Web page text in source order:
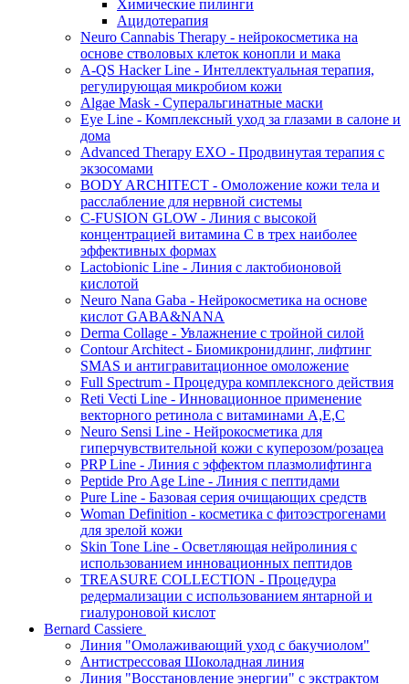
Химические пилинги
Ацидотерапия
Neuro Cannabis Therapy - нейрокосметика на
основе стволовых клеток конопли и мака
A-QS Hacker Line - Интеллектуальная терапия,
регулирующая микробиом кожи
Algae Mask - Суперальгинатные маски
Eye Line - Комплексный уход за глазами в салоне и
дома
Advanced Therapy EXO - Продвинутая терапия с
экзосомами
BODY ARCHITECT - Омоложение кожи тела и
расслабление для нервной системы
C-FUSION GLOW - Линия с высокой
концентрацией витамина C в трех наиболее
эффективных формах
Lactobionic Line - Линия с лактобионовой
кислотой
Neuro Nana Gaba - Нейрокосметика на основе
кислот GABA&NANA
Derma Collage - Увлажнение с тройной силой
Contour Architect - Биомикронидлинг, лифтинг
SMAS и антигравитационное омоложение
Full Spectrum - Процедура комплексного действия
Reti Vecti Line - Инновационное применение
векторного ретинола с витаминами A,Е,С
Neuro Sensi Line - Нейрокосметика для
гиперчувствительной кожи с куперозом/розацеа
PRP Line - Линия с эффектом плазмолифтинга
Peptide Pro Age Line - Линия с пептидами
Pure Line - Базовая серия очищающих средств
Woman Definition - косметика с фитоэстрогенами
для зрелой кожи
Skin Tone Line - Осветляющая нейролиния с
использованием инновационных пептидов
TREASURE COLLECTION - Процедура
редермализации с использованием янтарной и
гиалуроновой кислот
Bernard Cassiere
Линия "Омолаживающий уход с бакучиолом"
Антистрессовая Шоколадная линия
Линия "Восстановление энергии" с экстрактом